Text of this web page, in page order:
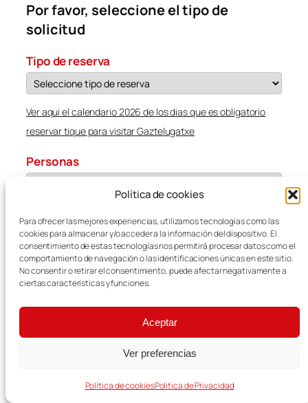
Política de cookies
Para ofrecer las mejores experiencias, utilizamos tecnologías como las
cookies para almacenar y/o acceder a la información del dispositivo. El
consentimiento de estas tecnologías nos permitirá procesar datos como el
comportamiento de navegación o las identificaciones únicas en este sitio.
No consentir o retirar el consentimiento, puede afectar negativamente a
ciertas características y funciones.
Aceptar
Ver preferencias
Política de cookiesPolitica de Privacidad
Por favor, seleccione el tipo de
solicitud
Tipo de reserva
Ver aqui el calendario 2026 de los dias que es obligatorio
reservar tique para visitar Gaztelugatxe
Personas
SIGUIENTE
MÁS INFO